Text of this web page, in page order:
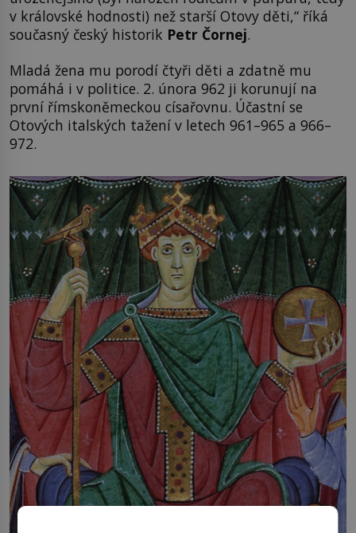
v královské hodnosti) než starší Otovy děti,“ říká
současný český historik Petr Čornej.
Mladá žena mu porodí čtyři děti a zdatně mu
pomáhá i v politice. 2. února 962 ji korunují na
první římskoněmeckou císařovnu. Účastní se
Otových italských tažení v letech 961–965 a 966–
972.